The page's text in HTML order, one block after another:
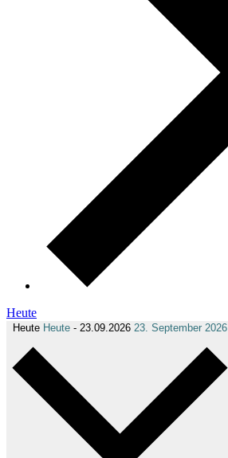
Heute
Heute Heute - 23.09.2026 23. September 2026